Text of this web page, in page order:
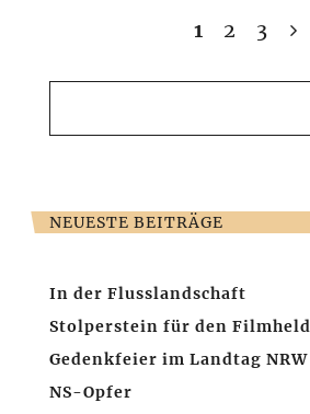
1 2 3
SEARCH
NEUESTE BEITRÄGE
In der Flusslandschaft
Stolperstein für den
Gedenkfeier im Landtag
NS-Opfer